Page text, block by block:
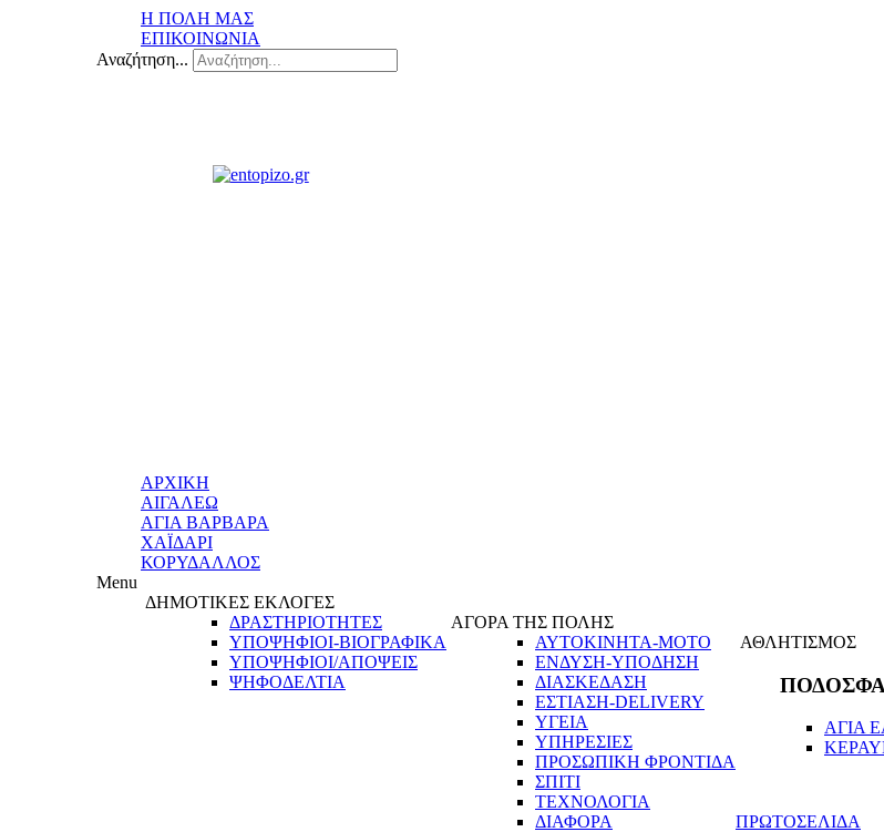
Η ΠΟΛΗ ΜΑΣ
ΕΠΙΚΟΙΝΩΝΙΑ
Αναζήτηση...
ΑΡΧΙΚΗ
ΑΙΓΑΛΕΩ
ΑΓΙΑ ΒΑΡΒΑΡΑ
ΧΑΪΔΑΡΙ
ΚΟΡΥΔΑΛΛΟΣ
Menu
ΔΗΜΟΤΙΚΕΣ ΕΚΛΟΓΕΣ
ΔΡΑΣΤΗΡΙΟΤΗΤΕΣ
ΥΠΟΨΗΦΙΟΙ-ΒΙΟΓΡΑΦΙΚΑ
ΥΠΟΨΗΦΙΟΙ/ΑΠΟΨΕΙΣ
ΨΗΦΟΔΕΛΤΙΑ
ΑΓΟΡΑ ΤΗΣ ΠΟΛΗΣ
ΑΥΤΟΚΙΝΗΤΑ-ΜΟΤΟ
ΕΝΔΥΣΗ-ΥΠΟΔΗΣΗ
ΔΙΑΣΚΕΔΑΣΗ
ΕΣΤΙΑΣΗ-DELIVERY
ΥΓΕΙΑ
ΥΠΗΡΕΣΙΕΣ
ΠΡΟΣΩΠΙΚΗ ΦΡΟΝΤΙΔΑ
ΣΠΙΤΙ
ΤΕΧΝΟΛΟΓΙΑ
ΔΙΑΦΟΡΑ
ΑΘΛΗΤΙΣΜΟΣ
ΑΓΙΑ
ΠΡΩΤΟΣΕΛΙΔΑ